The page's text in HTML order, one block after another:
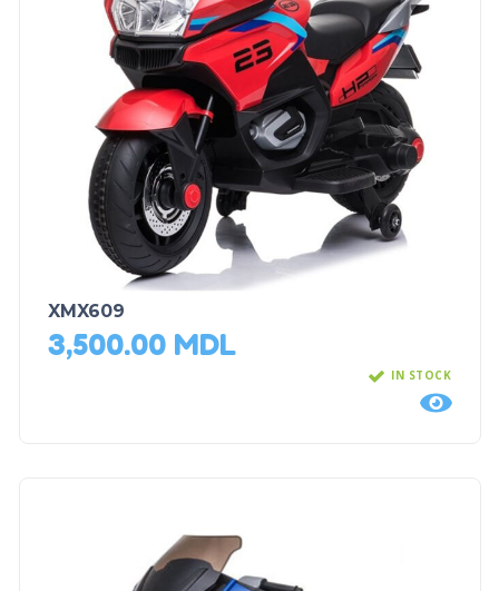
XMX609
3,500.00 MDL
IN STOCK